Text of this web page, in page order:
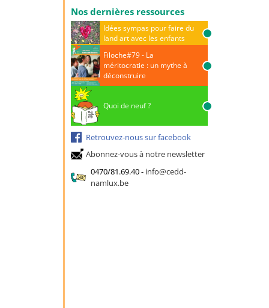
Nos dernières ressources
Idées sympas pour faire du
land art avec les enfants
Filoche#79 - La
méritocratie : un mythe à
déconstruire
Quoi de neuf ?
Retrouvez-nous sur facebook
Abonnez-vous à notre newsletter
0470/81.69.40- info@cedd-
namlux.be